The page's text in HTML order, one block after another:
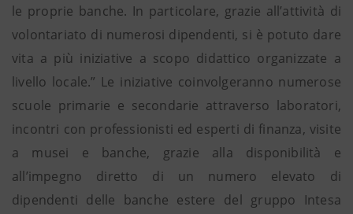
le proprie banche. In particolare, grazie all’attività di
volontariato di numerosi dipendenti, si è potuto dare
vita a più iniziative a scopo didattico organizzate a
livello locale.” Le iniziative coinvolgeranno numerose
scuole primarie e secondarie attraverso laboratori,
incontri con professionisti ed esperti di finanza, visite
a musei e banche, grazie alla disponibilità e
all’impegno diretto di un numero elevato di
dipendenti delle banche estere del gruppo Intesa